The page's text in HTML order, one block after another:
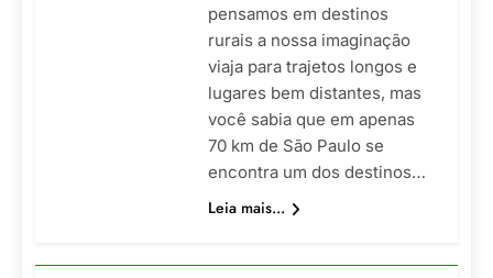
pensamos em destinos
rurais a nossa imaginação
viaja para trajetos longos e
lugares bem distantes, mas
você sabia que em apenas
70 km de São Paulo se
encontra um dos destinos…
Leia mais...